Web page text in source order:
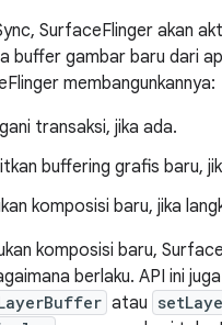
SurfaceFlinger akan
buffer gambar baru dari
membangunkannya:
transaksi, jika ada.
buffering grafis baru,
komposisi baru, jika
komposisi baru,
berlaku. API ini
atau